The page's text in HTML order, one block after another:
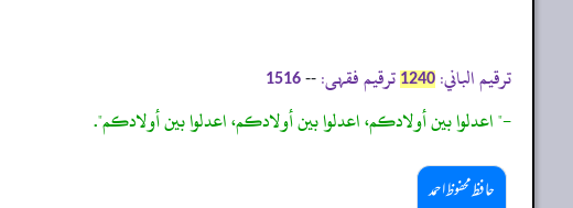
ترقیم الباني: 1240 ترقیم فقہی: --
1516
-" اعدلوا بين أولادكم، اعدلوا بين أولادكم، اعدلوا بين أولادكم".
حافظ محفوظ احمد